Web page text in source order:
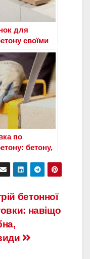
для
своїми
конструкція
по
бетону,
бетонної
навіщо